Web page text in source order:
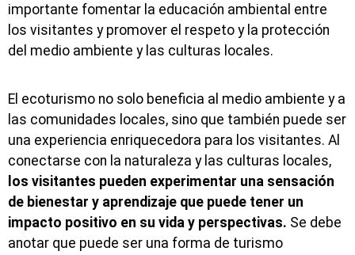
importante fomentar la educación ambiental entre
los visitantes y promover el respeto y la protección
del medio ambiente y las culturas locales.
El ecoturismo no solo beneficia al medio ambiente y a
las comunidades locales, sino que también puede ser
una experiencia enriquecedora para los visitantes. Al
conectarse con la naturaleza y las culturas locales,
los visitantes pueden experimentar una sensación
de bienestar y aprendizaje que puede tener un
impacto positivo en su vida y perspectivas. Se debe
anotar que puede ser una forma de turismo